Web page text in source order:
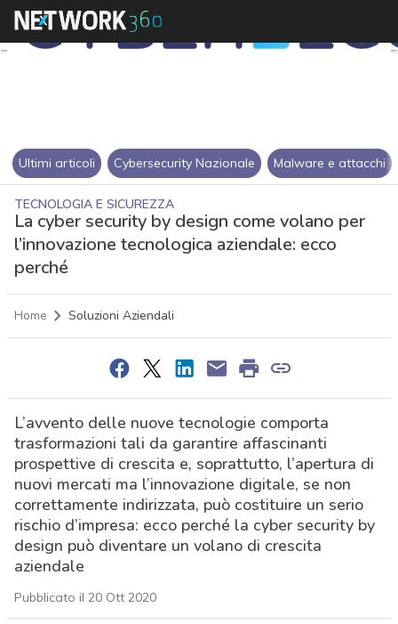
Ultimi articoli Cybersecurity Nazionale Malware e attacchi
TECNOLOGIA E SICUREZZA
La cyber security by design come volano per
l’innovazione tecnologica aziendale: ecco
perché
Home Soluzioni Aziendali
L’avvento delle nuove tecnologie comporta
trasformazioni tali da garantire affascinanti
prospettive di crescita e, soprattutto, l’apertura di
nuovi mercati ma l’innovazione digitale, se non
correttamente indirizzata, può costituire un serio
rischio d’impresa: ecco perché la cyber security by
design può diventare un volano di crescita
aziendale
Pubblicato il 20 Ott 2020